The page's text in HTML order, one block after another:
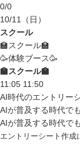
0/0
10/11
（日）
スクール
🏫スクール🏫
🥳体験ブース🥳
🏫スクール🏫
11:05 11:50
AI時代のエントリー
AIが普及する時代で
AIが普及する時代で
エントリーシート作